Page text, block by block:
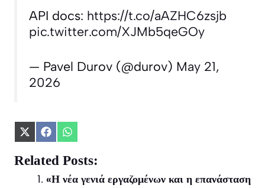
API docs: https://t.co/aAZHC6zsjb
pic.twitter.com/XJMb5qeGOy
— Pavel Durov (@durov) May 21,
2026
Share
X
(Twitter)
Share
Facebook
Share
WhatsApp
Related Posts:
«Η νέα γενιά εργαζομένων και η επανάσταση